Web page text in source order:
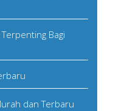
Bagi
dan Terbaru